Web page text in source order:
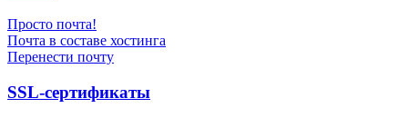
Просто почта!
Почта в составе хостинга
Перенести почту
SSL-сертификаты